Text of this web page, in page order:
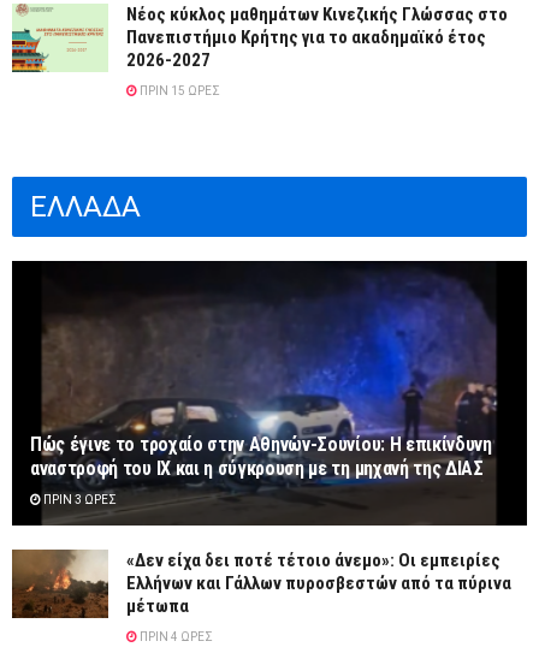
Νέος κύκλος μαθημάτων Κινεζικής Γλώσσας στο
Πανεπιστήμιο Κρήτης για το ακαδημαϊκό έτος
2026-2027
ΠΡΙΝ 15 ΏΡΕΣ
ΕΛΛΑΔΑ
Πώς έγινε το τροχαίο στην Αθηνών-Σουνίου: Η επικίνδυνη
αναστροφή του ΙΧ και η σύγκρουση με τη μηχανή της ΔΙΑΣ
ΠΡΙΝ 3 ΏΡΕΣ
«Δεν είχα δει ποτέ τέτοιο άνεμο»: Οι εμπειρίες
Ελλήνων και Γάλλων πυροσβεστών από τα πύρινα
μέτωπα
ΠΡΙΝ 4 ΏΡΕΣ